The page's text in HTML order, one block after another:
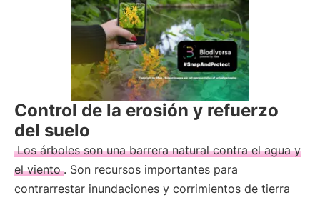
Control de la erosión y refuerzo
del suelo
Los árboles son una barrera natural contra el agua y
el viento . Son recursos importantes para
contrarrestar inundaciones y corrimientos de tierra